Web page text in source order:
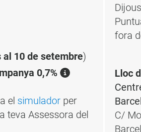
al 10 de setembre)
0,7%
el simulador per
teva Assessora del
fora
Lloc
C/